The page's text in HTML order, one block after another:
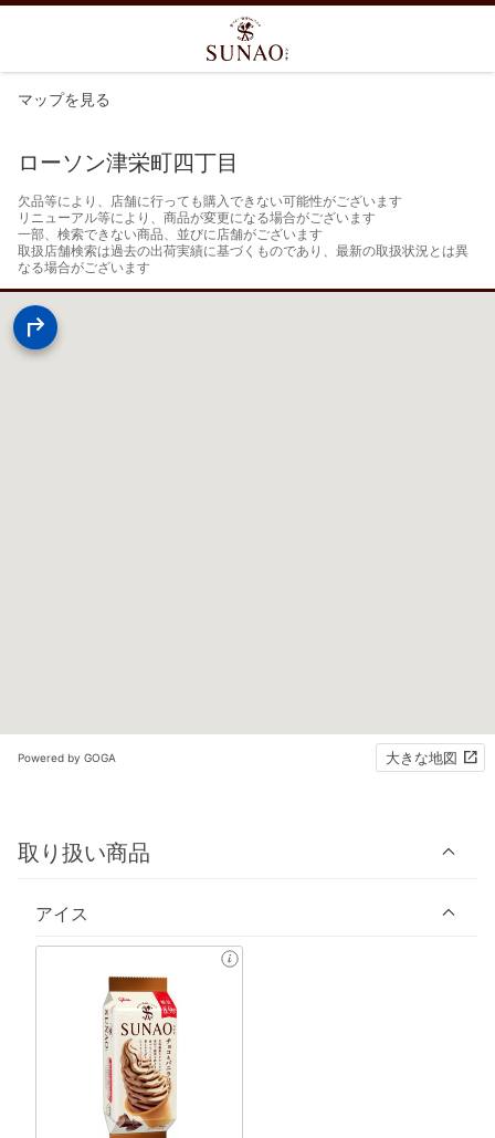
マップを見る
ローソン津栄町四丁目
欠品等により、店舗に行っても購入できない可能性がございます
リニューアル等により、商品が変更になる場合がございます
一部、検索できない商品、並びに店舗がございます
取扱店舗検索は過去の出荷実績に基づくものであり、最新の取扱状況とは異
なる場合がございます
Powered by GOGA 大きな地図
取り扱い商品
アイス